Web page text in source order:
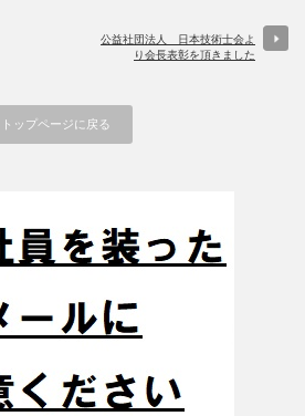
公益社団法人 日本技術士会よ
り会長表彰を頂きました
トップページに戻る